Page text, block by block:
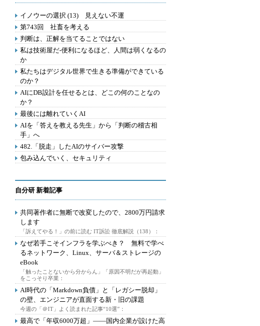
イノウーの選択 (13) 見えない不運
第743回 社畜を考える
判断は、正解を当てることではない
私は技術屋だ-便利になるほど、人間は弱くなるの
か
私たちはデジタル世界で生きる準備ができている
のか？
AIにDB設計を任せるとは、どこの何のことなの
か？
最後には離れていくAI
AIを「答えを教える先生」から「判断の稽古相
手」へ
482.「脱走」したAIのサイバー攻撃
包み込んでいく、セキュリティ
自分研 新着記事
共同著作者に無断で改変したので、2800万円請求
します
「訴えてやる！」の前に読む IT訴訟 徹底解説（138）：
なぜ若手こそインフラを学ぶべき？ 無料で学べ
るネットワーク、Linux、サーバ＆ストレージの
eBook
「触ったことないから分からん」「原因不明だが再起動」
をこっそり卒業：
AI時代の「Markdown負債」と「レガシー脱却」
の壁、エンジニアが直面する新・旧の課題
今週の「＠IT」よく読まれた記事“10選”：
最高で「年収6000万超」――国内企業が設けた高